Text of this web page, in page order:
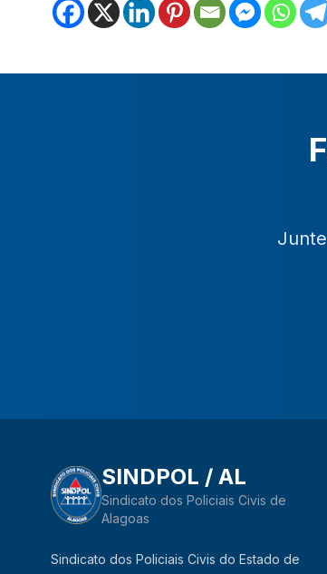
SINDPOL / AL
Sindicato dos Policiais Civis de
Alagoas
Sindicato dos Policiais Civis do Estado de